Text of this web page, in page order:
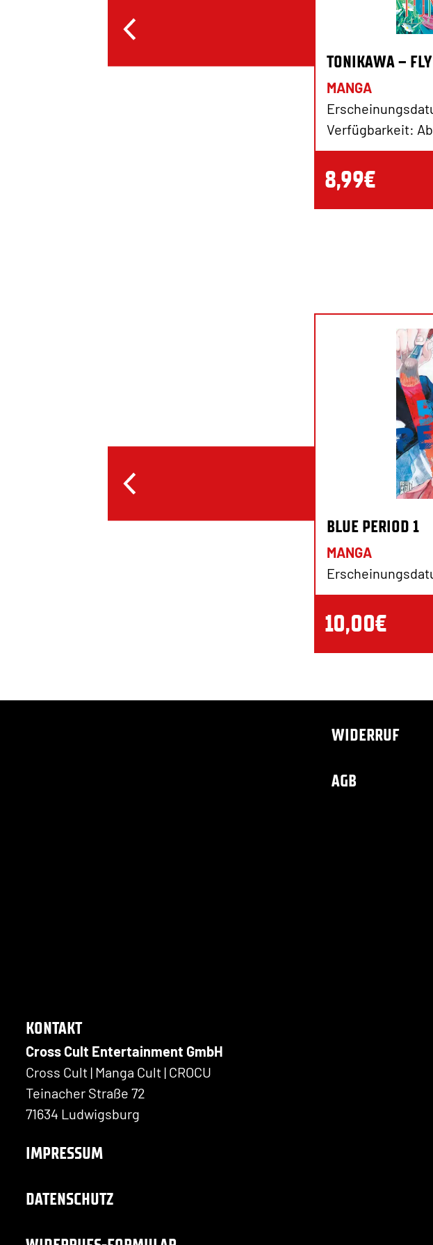
TONIKAWA –
MANGA
Verfügbarkeit:
8,99€
BLUE PERIOD 1
MANGA
10,00€
WIDERRUF
AGB
KONTAKT
Cross Cult Entertainment GmbH
Cross Cult | Manga Cult | CROCU
Teinacher Straße 72
71634 Ludwigsburg
IMPRESSUM
DATENSCHUTZ